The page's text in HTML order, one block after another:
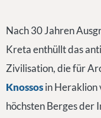
Nach 30 Jahren
Kreta enthüllt das
Zivilisation, die für
Knossosin Heraklion
höchsten Berges der